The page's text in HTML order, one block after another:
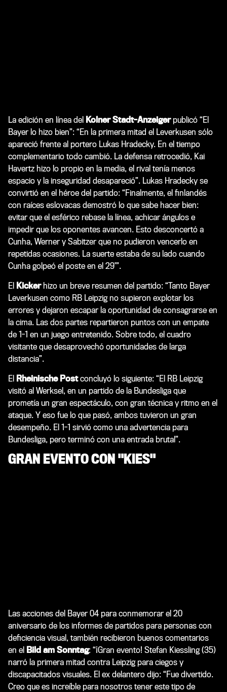
La edición en línea del Kolner Stadt-Anzeigerpublicó “El
Bayer lo hizo bien”: “En la primera mitad el Leverkusen sólo
apareció frente al portero Lukas Hradecky. En el tiempo
complementario todo cambió. La defensa retrocedió, Kai
Havertz hizo lo propio en la media, el rival tenía menos
espacio y la inseguridad desapareció”. Lukas Hradecky se
convirtió en el héroe del partido: “Finalmente, el finlandés
con raíces eslovacas demostró lo que sabe hacer bien:
evitar que el esférico rebase la línea, achicar ángulos e
impedir que los oponentes avancen. Esto desconcertó a
Cunha, Werner y Sabitzer que no pudieron vencerlo en
repetidas ocasiones. La suerte estaba de su lado cuando
Cunha golpeó el poste en el 29’”.
El Kickerhizo un breve resumen del partido: “Tanto Bayer
Leverkusen como RB Leipzig no supieron explotar los
errores y dejaron escapar la oportunidad de consagrarse en
la cima. Las dos partes repartieron puntos con un empate
de 1-1 en un juego entretenido. Sobre todo, el cuadro
visitante que desaprovechó oportunidades de larga
distancia”.
El Rheinische Postconcluyó lo siguiente: “El RB Leipzig
visitó al Werksel, en un partido de la Bundesliga que
prometía un gran espectáculo, con gran técnica y ritmo en el
ataque. Y eso fue lo que pasó, ambos tuvieron un gran
desempeño. El 1-1 sirvió como una advertencia para
Bundesliga, pero terminó con una entrada brutal”.
GRAN EVENTO CON "KIES"
Las acciones del Bayer 04 para conmemorar el 20
aniversario de los informes de partidos para personas con
deficiencia visual, también recibieron buenos comentarios
en el Bild am Sonntag: “¡Gran evento! Stefan Kiessling (35)
narró la primera mitad contra Leipzig para ciegos y
discapacitados visuales. El ex delantero dijo: “Fue divertido.
Creo que es increíble para nosotros tener este tipo de